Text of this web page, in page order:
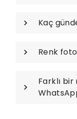
Kaç
Renk
Farklı